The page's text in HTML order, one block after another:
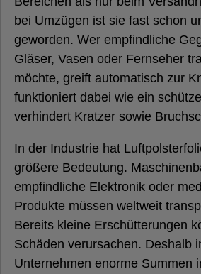
bei Umzügen ist sie fast schon
geworden. Wer empfindliche
Gläser, Vasen oder Fernseher
möchte, greift automatisch zur
funktioniert dabei wie ein
verhindert Kratzer sowie
In der Industrie hat
größere Bedeutung.
empfindliche Elektronik oder
Produkte müssen weltweit
Bereits kleine Erschütterungen
Schäden verursachen. Deshalb
Unternehmen enorme Summen